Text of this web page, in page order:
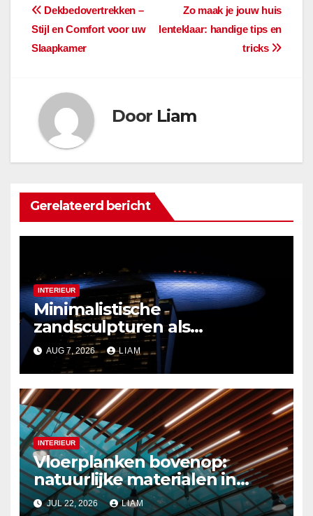
BerichtnavigatieZo maak je jouw huis
lenteklaar: handige tips en
tricks
Dekbedovertrekken –
Stijl en Comfort voor uw
Slaapkamer
Door Liam
Gerelateerd bericht
INTERIEUR
Minimalistische
zandsculpturen als
interieurdecoratie
AUG 7, 2026 LIAM
INTERIEUR
Vloerplanken bovenop:
natuurlijke materialen in
moderne plafondontwerpen
JUL 22, 2026 LIAM